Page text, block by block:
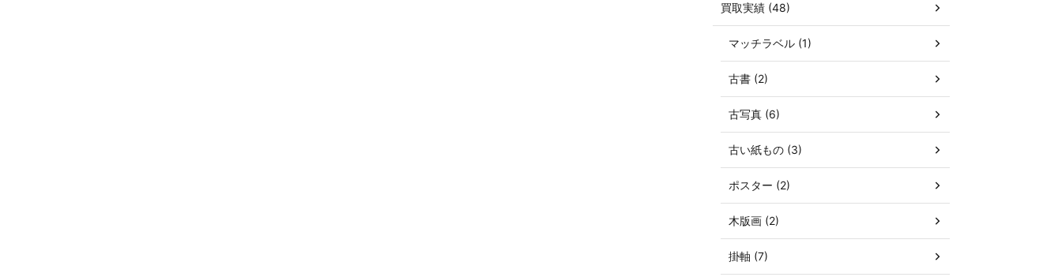
買取実績 (48)
マッチラベル (1)
古書 (2)
古写真 (6)
古い紙もの (3)
ポスター (2)
木版画 (2)
掛軸 (7)